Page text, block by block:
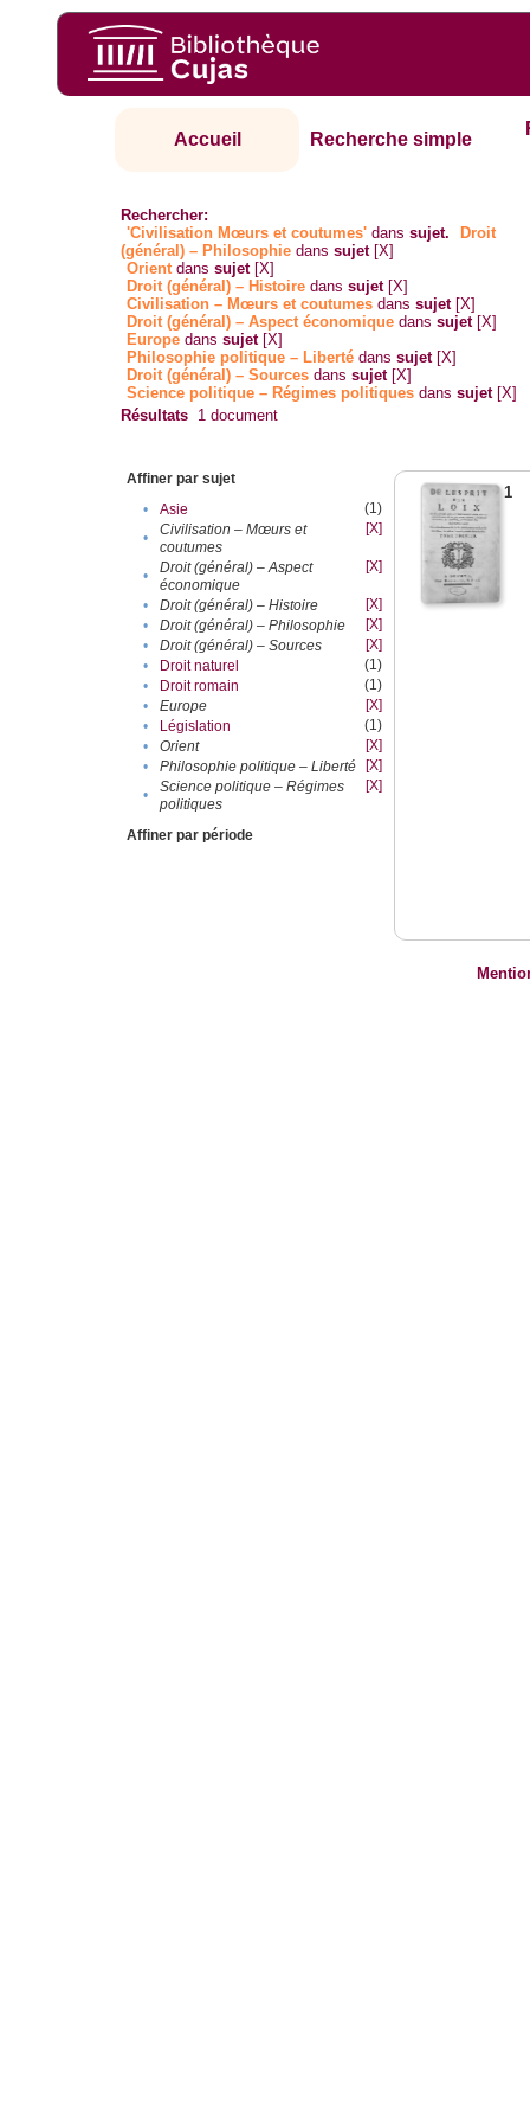
Accueil Recherche simple
Rechercher:
'Civilisation Mœurs et coutumes' danssujet.
Droit
(général) – Philosophie danssujet [X]
Orientdanssujet [X]
Droit (général) – Histoire danssujet [X]
Civilisation – Mœurs et coutumes danssujet [X]
Droit (général) – Aspect économique danssujet [X]
Europe danssujet [X]
Philosophie politique – Liberté danssujet [X]
Droit (général) – Sources danssujet [X]
Science politique – Régimes politiques danssujet [X]
Résultats 1 document
Affiner par sujet
•
Asie
(1)
•
Civilisation – Mœurs et
coutumes
[X]
•
Droit (général) – Aspect
économique
[X]
• Droit (général) – Histoire
[X]
•
Droit (général) – Philosophie
[X]
•
Droit (général) – Sources
[X]
•
Droit naturel
(1)
•
Droit romain
(1)
•
Europe
[X]
•
Législation
(1)
•
Orient
[X]
•
Philosophie politique – Liberté
[X]
•
Science politique – Régimes
politiques
[X]
Affiner par période
1